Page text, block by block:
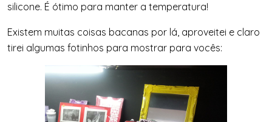
silicone. É ótimo para manter a temperatura!
Existem muitas coisas bacanas por lá, aproveitei e claro
tirei algumas fotinhos para mostrar para vocês: